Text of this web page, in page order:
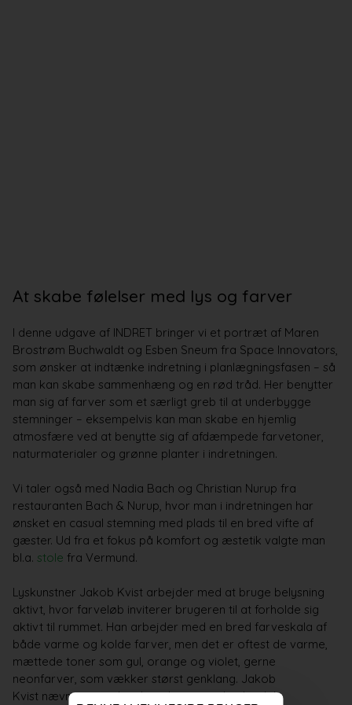
At skabe følelser med lys og farver
I denne udgave af INDRET bringer vi et portræt af Maren
Brostrøm Buchwaldt og Esben Sneum fra Space Innovators,
som ønsker at indtænke indretning i planlægningsfasen – så
man kan skabe sammenhæng og en rød tråd. Her benytter
man sig af farver som et særligt greb til at underbygge
stemninger – eksempelvis kan man skabe en hjemlig
atmosfære ved at benytte sig af afdæmpede farvetoner,
naturmaterialer og grønne planter i indretningen.
Vi taler også med Nadia Bach og Christian Nurup fra
restauranten Bach & Nurup, hvor man i indretningen har
ønsket en casual stemning med plads til en bred vifte af
gæster. Ud fra et fokus på komfort og æstetik valgte man
bl.a. stole fra Vermund.
Lyskunstner Jakob Kvist arbejder med at bruge belysning
aktivt, hvor farveløb inviterer brugeren til at forholde sig
aktivt til rummet. Han arbejder med en bred farveskala af
både varme og kolde farver, men det er oftest de varme,
mættede toner som gul, orange og violet, gerne
neonfarver, som vækker størst genklang. Jakob
Kvist nævner en oplevelse i Japan med et lagdelt